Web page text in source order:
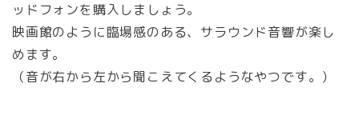
ッドフォンを購入しましょう。
映画館のように臨場感のある、サラウンド音響が楽し
めます。
（音が右から左から聞こえてくるようなやつです。）